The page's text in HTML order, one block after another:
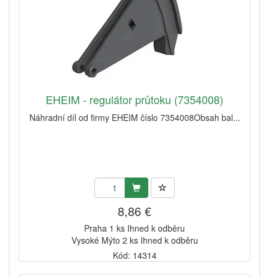
EHEIM - regulátor průtoku (7354008)
Náhradní díl od firmy EHEIM číslo 7354008Obsah bal...
8,86 €
Praha 1 ks Ihned k odběru
Vysoké Mýto 2 ks Ihned k odběru
Kód: 14314